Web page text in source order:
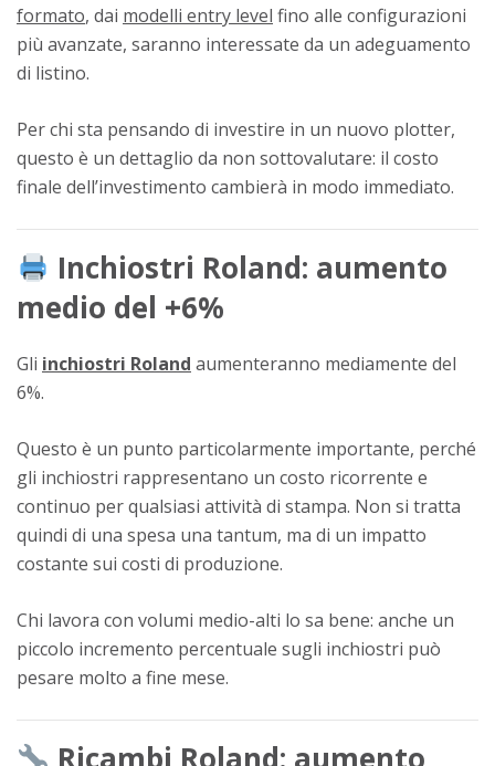
formato, dai modelli entry level fino alle configurazioni
più avanzate, saranno interessate da un adeguamento
di listino.
Per chi sta pensando di investire in un nuovo plotter,
questo è un dettaglio da non sottovalutare: il costo
finale dell’investimento cambierà in modo immediato.
Inchiostri Roland: aumento
medio del +6%
Gli inchiostri Roland aumenteranno mediamente del
6%.
Questo è un punto particolarmente importante, perché
gli inchiostri rappresentano un costo ricorrente e
continuo per qualsiasi attività di stampa. Non si tratta
quindi di una spesa una tantum, ma di un impatto
costante sui costi di produzione.
Chi lavora con volumi medio-alti lo sa bene: anche un
piccolo incremento percentuale sugli inchiostri può
pesare molto a fine mese.